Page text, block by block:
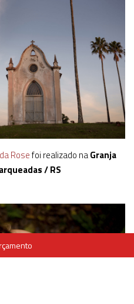
Rosefoi realizado naGranja
/ RS